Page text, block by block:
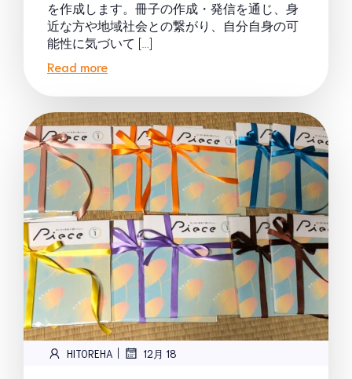
を作成します。冊子の作成・発信を通じ、身
近な方や地域社会との繋がり、自分自身の可
能性に気づいて […]
Read more
HITOREHA | 12月 18